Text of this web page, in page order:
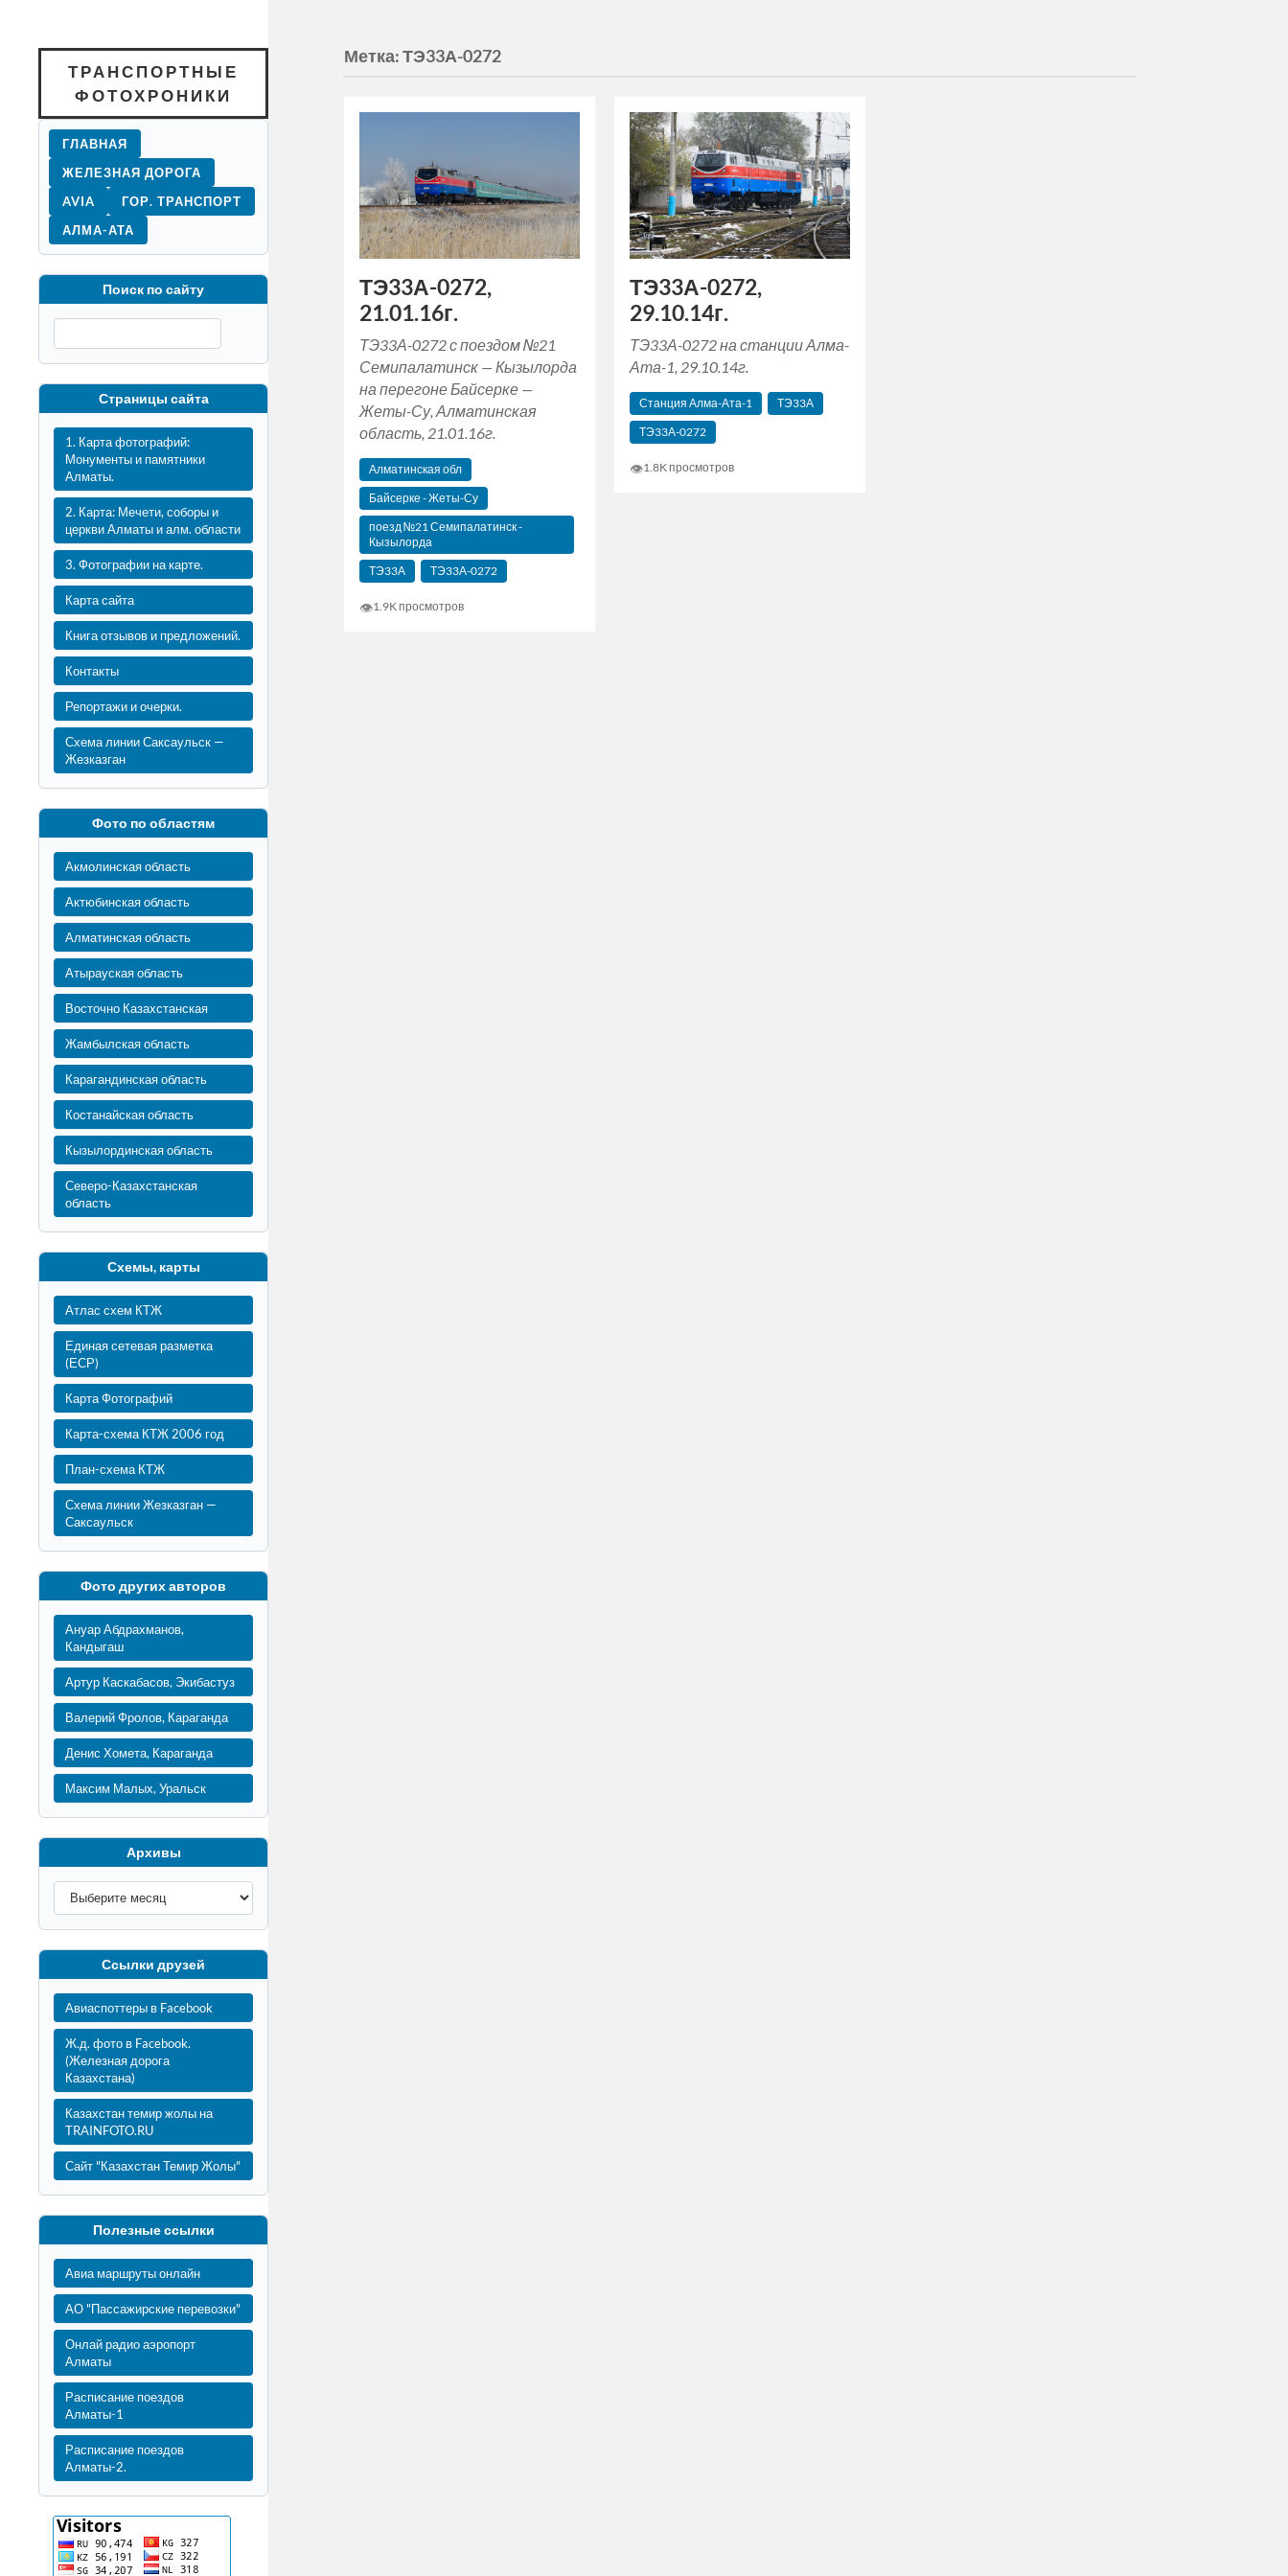
ТРАНСПОРТНЫЕ
ФОТОХРОНИКИ
ГЛАВНАЯ
ЖЕЛЕЗНАЯ ДОРОГА
AVIA
ГОР. ТРАНСПОРТ
АЛМА-АТА
Поиск по сайту
Страницы сайта
1. Карта фотографий:
Монументы и памятники
Алматы.
2. Карта: Мечети, соборы и
церкви Алматы и алм. области
3. Фотографии на карте.
Карта сайта
Книга отзывов и предложений.
Контакты
Репортажи и очерки.
Схема линии Саксаульск —
Жезказган
Фото по областям
Акмолинская область
Актюбинская область
Алматинская область
Атырауская область
Восточно Казахстанская
Жамбылская область
Карагандинская область
Костанайская область
Кызылординская область
Северо-Казахстанская
область
Схемы, карты
Атлас схем КТЖ
Единая сетевая разметка
(ЕСР)
Карта Фотографий
Карта-схема КТЖ 2006 год
План-схема КТЖ
Схема линии Жезказган —
Саксаульск
Фото других авторов
Ануар Абдрахманов,
Кандыгаш
Артур Каскабасов, Экибастуз
Валерий Фролов, Караганда
Денис Хомета, Караганда
Максим Малых, Уральск
Архивы
Ссылки друзей
Авиаспоттеры в Facebook
Ж.д. фото в Facebook.
(Железная дорога
Казахстана)
Казахстан темир жолы на
TRAINFOTO.RU
Сайт "Казахстан Темир Жолы"
Полезные ссылки
Авиа маршруты онлайн
АО "Пассажирские перевозки"
Онлай радио аэропорт
Алматы
Расписание поездов
Алматы-1
Расписание поездов
Алматы-2.
Метка:ТЭ33А-0272
ТЭ33А-0272,
21.01.16г.
ТЭ33А-0272 с поездом №21
Семипалатинск — Кызылорда
на перегоне Байсерке —
Жеты-Су, Алматинская
область, 21.01.16г.
Алматинская обл
Байсерке - Жеты-Су
поезд №21 Семипалатинск -
Кызылорда
ТЭ33А
ТЭ33А-0272
👁1.9K просмотров
ТЭ33А-0272,
29.10.14г.
ТЭ33А-0272 на станции Алма-
Ата-1, 29.10.14г.
Станция Алма-Ата-1
ТЭ33А
ТЭ33А-0272
👁1.8K просмотров